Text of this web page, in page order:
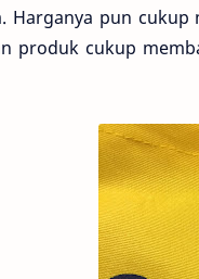
Harganya pun
produk cukup